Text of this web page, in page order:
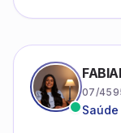
07/